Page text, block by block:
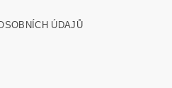
ÚDAJŮ